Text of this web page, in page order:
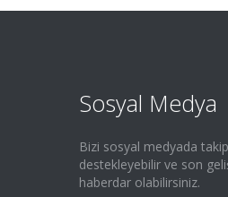
Sosyal Medya
Bizi sosyal medyada
destekleyebilir ve son
haberdar olabilirsiniz.